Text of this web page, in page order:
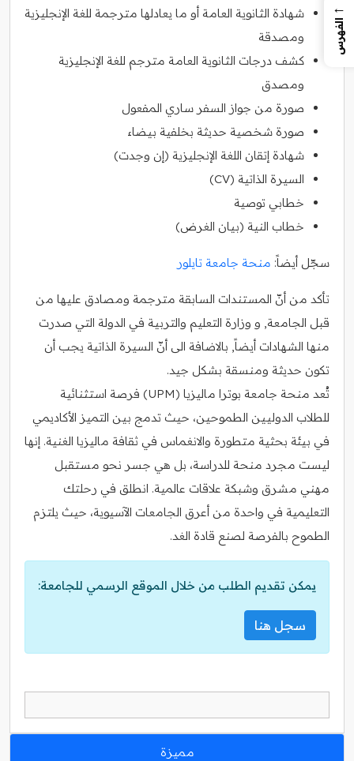
شهادة الثانوية العامة أو ما يعادلها مترجمة للغة الإنجليزية
ومصدقة
كشف درجات الثانوية العامة مترجم للغة الإنجليزية
ومصدق
صورة من جواز السفر ساري المفعول
صورة شخصية حديثة بخلفية بيضاء
شهادة إتقان اللغة الإنجليزية (إن وجدت)
السيرة الذاتية (CV)
خطابي توصية
خطاب النية (بيان الغرض)
سجّل أيضاً: منحة جامعة تايلور
تأكد من أنّ المستندات السابقة مترجمة ومصادق عليها من
قبل الجامعة, و وزارة التعليم والتربية في الدولة التي صدرت
منها الشهادات أيضاً, بالاضافة الى أنّ السيرة الذاتية يجب أن
تكون حديثة ومنسقة بشكل جيد.
تُعد منحة جامعة بوترا ماليزيا (UPM) فرصة استثنائية
للطلاب الدوليين الطموحين، حيث تدمج بين التميز الأكاديمي
في بيئة بحثية متطورة والانغماس في ثقافة ماليزيا الغنية. إنها
ليست مجرد منحة للدراسة، بل هي جسر نحو مستقبل
مهني مشرق وشبكة علاقات عالمية. انطلق في رحلتك
التعليمية في واحدة من أعرق الجامعات الآسيوية، حيث يلتزم
الطموح بالفرصة لصنع قادة الغد.
يمكن تقديم الطلب من خلال الموقع الرسمي للجامعة:
سجل هنا
مميزة
←
الفهرس